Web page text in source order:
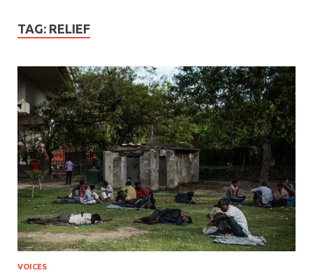
TAG: RELIEF
VOICES